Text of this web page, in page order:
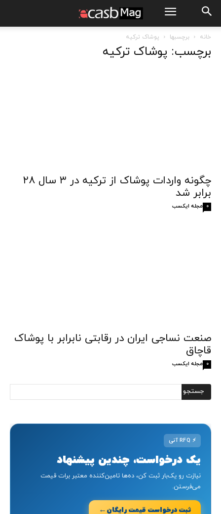
خانه برچسبها پوشاک ترکیه
برچسب: پوشاک ترکیه
چگونه واردات پوشاک از ترکیه در ۳ سال ۲۸
برابر شد
مجله ایکسب 0
صنعت نساجی ایران در رقابتی نابرابر با پوشاک
قاچاق
مجله ایکسب 0
⚡
یک درخواست، چندین پیشنهاد
نیازت رو یک‌بار ثبت کن، ده‌ها تامین‌کننده معتبر برات قیمت
می‌فرستن.
ثبت درخواست قیمت رایگان ←